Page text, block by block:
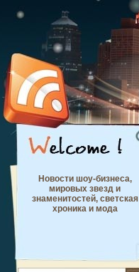
Новости шоу-бизнеса,
мировых звезд и
знаменитостей, светская
хроника и мода